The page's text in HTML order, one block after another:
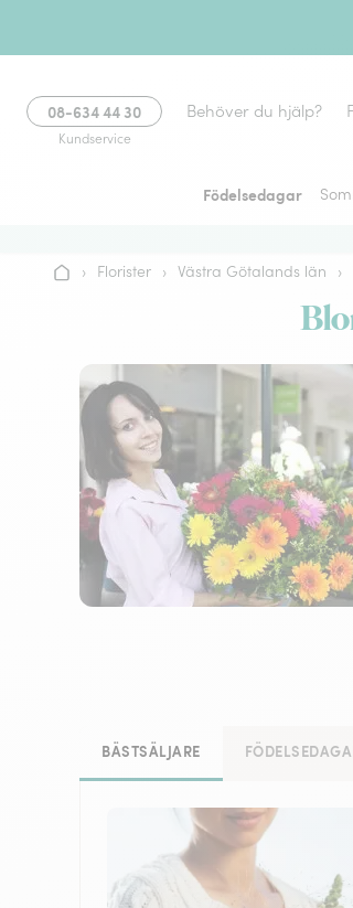
08-634 44 30
Kundservice
Behöver du hjälp?
Födelsedagar
Hem› Florister › Västra Götalands län ›
BÄSTSÄLJARE